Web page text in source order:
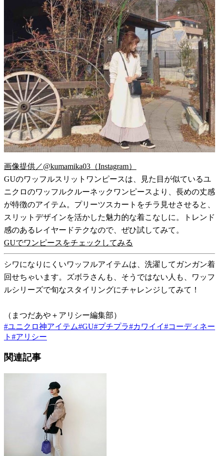
画像提供／@kumamika03（Instagram）
GUのワッフルスリットワンピースは、見た目が似ているユ
ニクロのワッフルクルーネックワンピースより、長めの丈感
が特徴のアイテム。プリーツスカートをチラ見せさせると、
スリットデザインを活かした魅力的な着こなしに。トレンド
感のあるレイヤードテクなので、ぜひ試してみて。
GUでワンピースをチェックしてみる
シワになりにくいワッフルアイテムは、洗濯してガンガン着
回せちゃいます。ズボラさんも、そうではない人も、ワッフ
ルシリーズで旬なスタイリングにチャレンジしてみて！
（まつだあや＋アリシー編集部）
#ユニクロ神アイテム#GU#プチプラ#カワイイ#コーディネー
ト #アリシー
関連記事